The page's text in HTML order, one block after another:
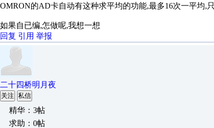
OMRON的AD卡自动有这种求平均的功能,最多16次一平均,
如果自已编,怎做呢,我想一想
回复 引用 举报
二十四桥明月夜
关注 私信
精华：3帖
求助：0帖